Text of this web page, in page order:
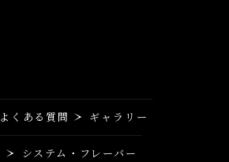
よくある質問 ギャラリー
システム・フレーバー